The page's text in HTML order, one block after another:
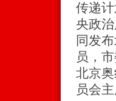
传递
央政
同发
员，
北京
员会